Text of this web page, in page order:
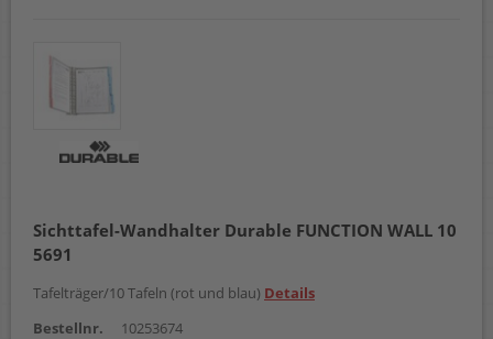
Sichttafel-Wandhalter Durable FUNCTION WALL 10
5691
Tafelträger/10 Tafeln (rot und blau) Details
Bestellnr.
10253674